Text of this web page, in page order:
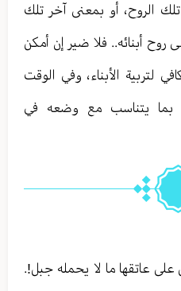
الروح، أو بمعنى آخر تلك
روح أبنائه.. فلا ضير إن أمكن
لتربية الأبناء، وفي الوقت
بما يتناسب مع وضعه في
على عاتقها ما لا يحمله جبل!.